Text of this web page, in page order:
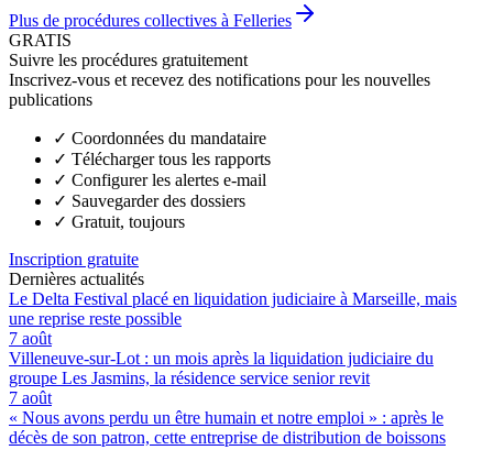
Plus de procédures collectives à Felleries
GRATIS
Suivre les procédures gratuitement
Inscrivez-vous et recevez des notifications pour les nouvelles
publications
✓ Coordonnées du mandataire
✓ Télécharger tous les rapports
✓ Configurer les alertes e-mail
✓ Sauvegarder des dossiers
✓ Gratuit, toujours
Inscription gratuite
Dernières actualités
Le Delta Festival placé en liquidation judiciaire à Marseille, mais
une reprise reste possible
7 août
Villeneuve-sur-Lot : un mois après la liquidation judiciaire du
groupe Les Jasmins, la résidence service senior revit
7 août
« Nous avons perdu un être humain et notre emploi » : après le
décès de son patron, cette entreprise de distribution de boissons